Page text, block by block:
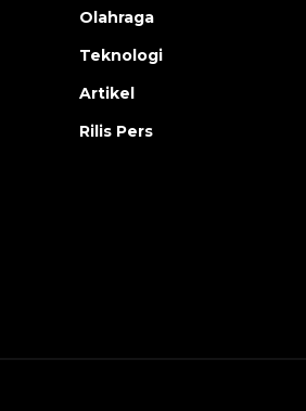
Olahraga
Teknologi
Artikel
Rilis Pers